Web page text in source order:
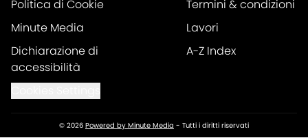
Politica di Cookie
Termini & condizioni
Minute Media
Lavori
Dichiarazione di
accessibilità
A-Z Index
© 2026 Powered by Minute Media - Tutti i diritti riservati